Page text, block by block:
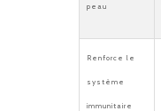
peau
Renforce le
système
immunitaire